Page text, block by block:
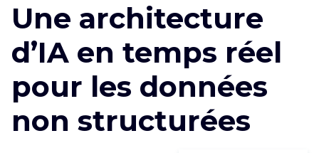
BLOG
À PROPOS
Une architecture
d’IA en temps réel
pour les données
non structurées